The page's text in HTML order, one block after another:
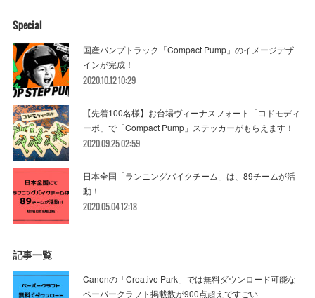
Special
国産パンプトラック「Compact Pump」のイメージデザ
インが完成！
2020.10.12 10:29
【先着100名様】お台場ヴィーナスフォート「コドモディ
ーポ」で「Compact Pump」ステッカーがもらえます！
2020.09.25 02:59
日本全国「ランニングバイクチーム」は、89チームが活
動！
2020.05.04 12:18
記事一覧
Canonの「Creative Park」では無料ダウンロード可能な
ペーパークラフト掲載数が900点超えですごい